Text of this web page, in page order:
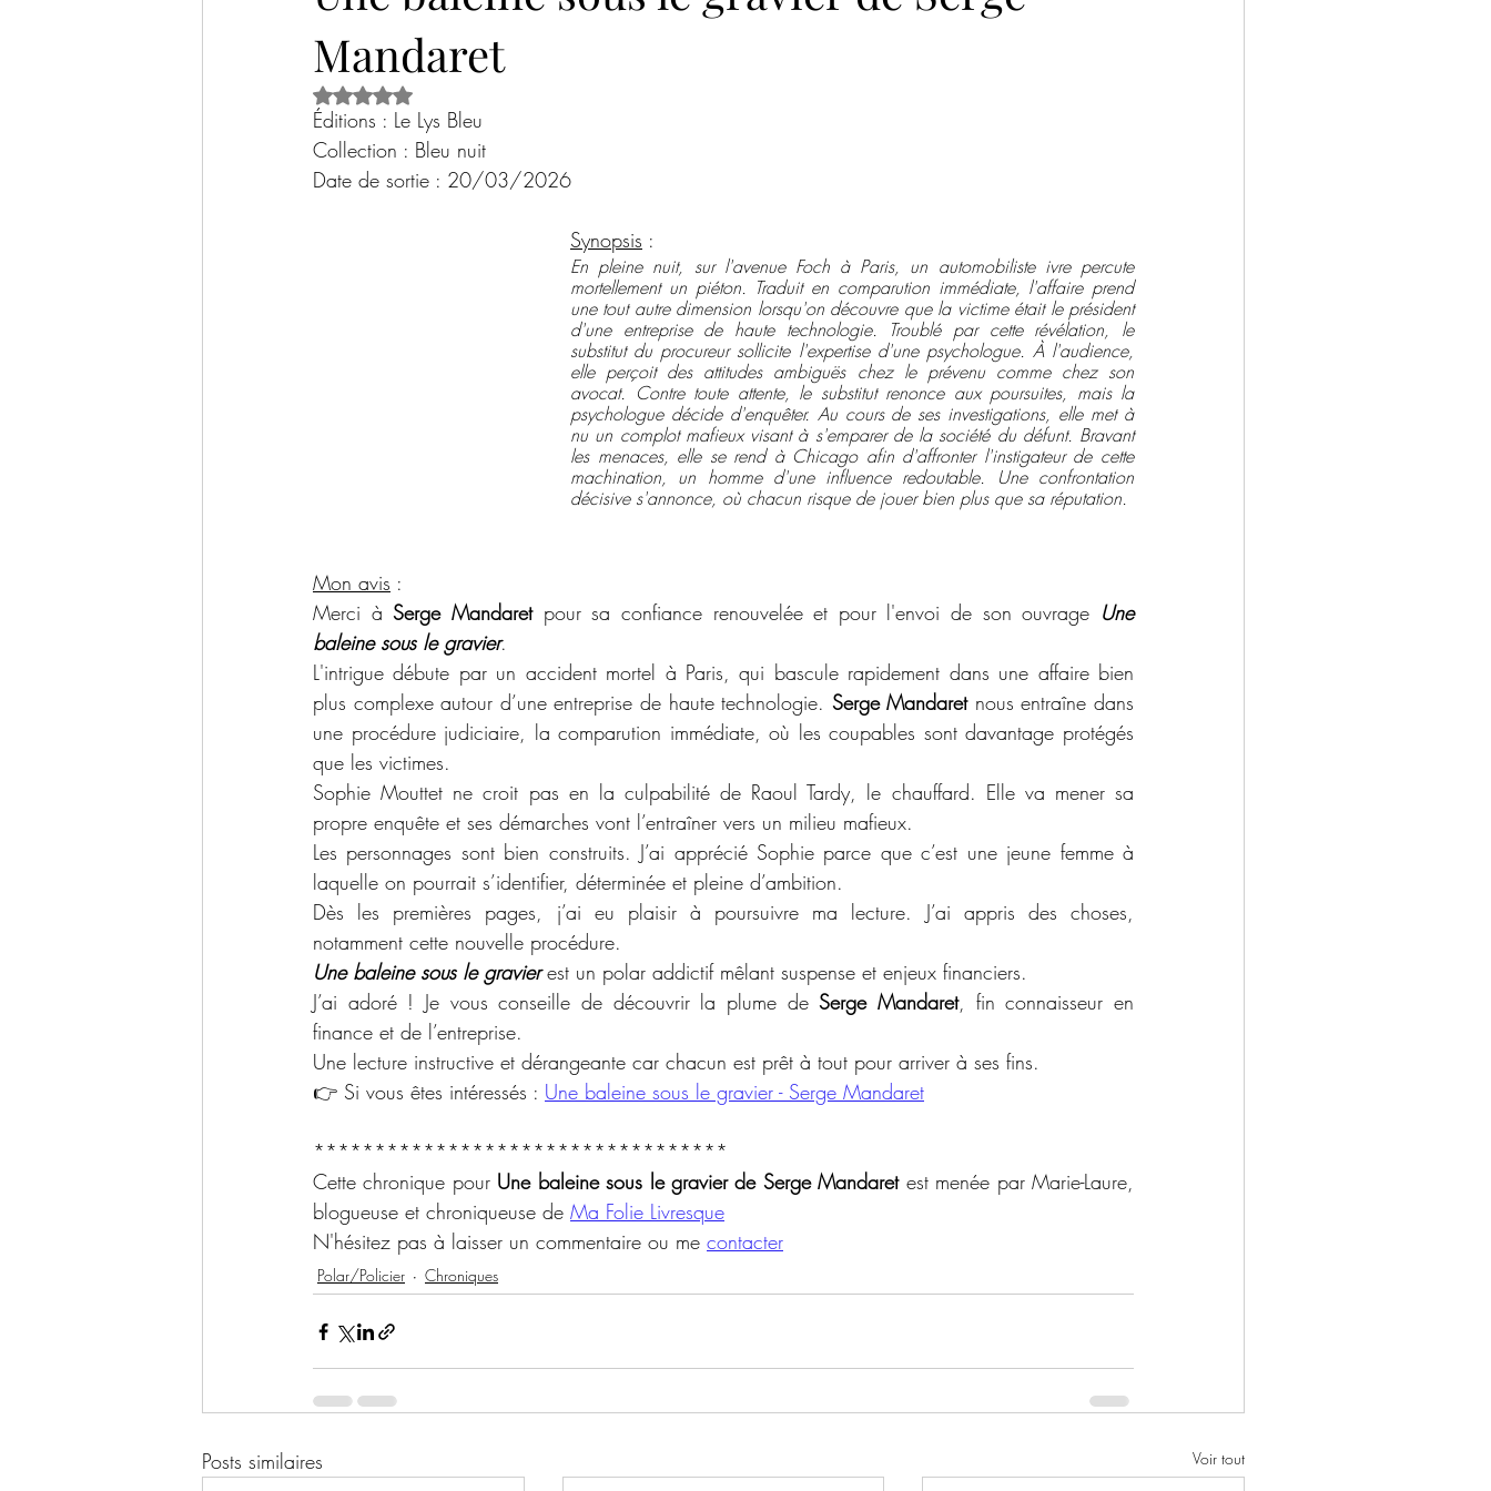
Thriller psychologique
Livre jeunesse Documentaire / Sciences criminelles
Mandaret
Noté NaN étoiles sur 5.
Éditions : Le Lys Bleu
Collection : Bleu nuit
Date de sortie : 20/03/2026
Synopsis :
En pleine nuit, sur l'avenue Foch à Paris, un automobiliste ivre percute
mortellement un piéton. Traduit en comparution immédiate, l'affaire prend
une tout autre dimension lorsqu'on découvre que la victime était le président
d'une entreprise de haute technologie. Troublé par cette révélation, le
substitut du procureur sollicite l'expertise d'une psychologue. À l'audience,
elle perçoit des attitudes ambiguës chez le prévenu comme chez son
avocat. Contre toute attente, le substitut renonce aux poursuites, mais la
psychologue décide d'enquêter. Au cours de ses investigations, elle met à
nu un complot mafieux visant à s'emparer de la société du défunt. Bravant
les menaces, elle se rend à Chicago afin d'affronter l'instigateur de cette
machination, un homme d'une influence redoutable. Une confrontation
décisive s'annonce, où chacun risque de jouer bien plus que sa réputation.
Mon avis :
Merci à Serge Mandaret pour sa confiance renouvelée et pour l'envoi de son ouvrage Une
baleine sous le gravier.
L'intrigue débute par un accident mortel à Paris, qui bascule rapidement dans une affaire bien
plus complexe autour d’une entreprise de haute technologie. Serge Mandaret nous entraîne dans
une procédure judiciaire, la comparution immédiate, où les coupables sont davantage protégés
que les victimes.
Sophie Mouttet ne croit pas en la culpabilité de Raoul Tardy, le chauffard. Elle va mener sa
propre enquête et ses démarches vont l’entraîner vers un milieu mafieux.
Les personnages sont bien construits. J’ai apprécié Sophie parce que c’est une jeune femme à
laquelle on pourrait s’identifier, déterminée et pleine d’ambition.
Dès les premières pages, j’ai eu plaisir à poursuivre ma lecture. J’ai appris des choses,
notamment cette nouvelle procédure.
Une baleine sous le gravier est un polar addictif mêlant suspense et enjeux financiers.
J’ai adoré ! Je vous conseille de découvrir la plume de Serge Mandaret, fin connaisseur en
finance et de l’entreprise.
Une lecture instructive et dérangeante car chacun est prêt à tout pour arriver à ses fins.
👉 Si vous êtes intéressés : Une baleine sous le gravier - Serge Mandaret
**********************************
Cette chronique pour Une baleine sous le gravier de Serge Mandaret est menée par Marie-Laure,
blogueuse et chroniqueuse de Ma Folie Livresque
N'hésitez pas à laisser un commentaire ou me contacter
Polar/Policier Chroniques
Posts similaires Voir tout